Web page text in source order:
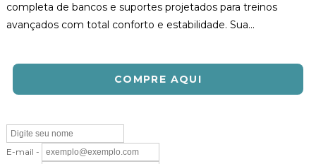
completa de bancos e suportes projetados para treinos
avançados com total conforto e estabilidade. Sua...
COMPRE AQUI
E-mail -